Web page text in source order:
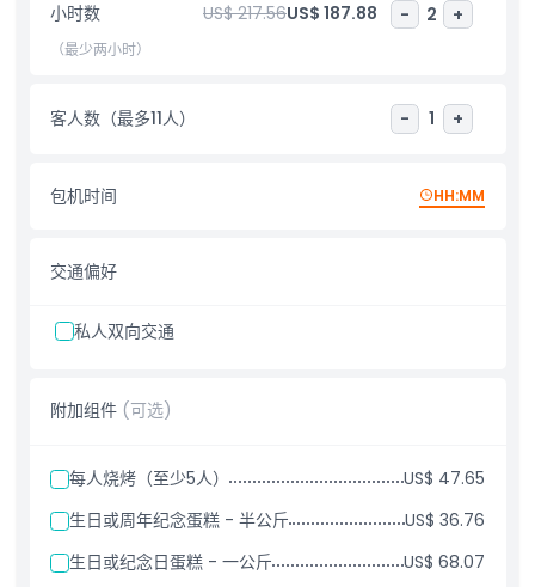
包含项
小时数 US$ 217.56US$ 187.88 - 2 +
（最少两小时）
客人数（最多11人） - 1 +
包机时间 HH:MM
交通偏好
私人双向交通
附加组件 (可选)
每人烧烤（至少5人）
US$ 47.65
生日或周年纪念蛋糕 - 半公斤
US$ 36.76
生日或纪念日蛋糕 - 一公斤
US$ 68.07